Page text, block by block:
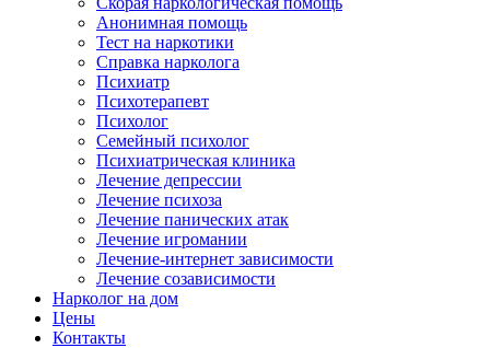
Анонимная помощь
Тест на наркотики
Справка нарколога
Психиатр
Психотерапевт
Психолог
Семейный психолог
Психиатрическая клиника
Лечение депрессии
Лечение психоза
Лечение панических атак
Лечение игромании
Лечение-интернет зависимости
Лечение созависимости
Нарколог на дом
Цены
Контакты